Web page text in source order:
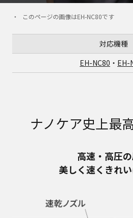
このページの画像はEH-NC80です
対応機種
EH-NC80 ・ EH-
ナノケア史上最
高速・高圧
美しく速くきれ